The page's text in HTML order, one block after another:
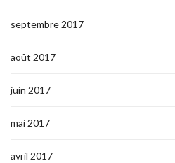
septembre 2017
août 2017
juin 2017
mai 2017
avril 2017